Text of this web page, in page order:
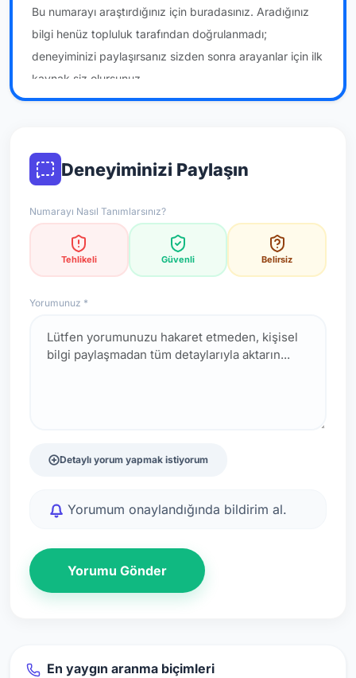
Bu numarayı araştırdığınız için buradasınız. Aradığınız
bilgi henüz topluluk tarafından doğrulanmadı;
deneyiminizi paylaşırsanız sizden sonra arayanlar için ilk
kaynak siz olursunuz.
Deneyiminizi Paylaşın
Numarayı Nasıl Tanımlarsınız?
Tehlikeli Güvenli Belirsiz
Yorumunuz *
Detaylı yorum yapmak istiyorum
Yorumum onaylandığında bildirim al.
Yorumu Gönder
En yaygın aranma biçimleri